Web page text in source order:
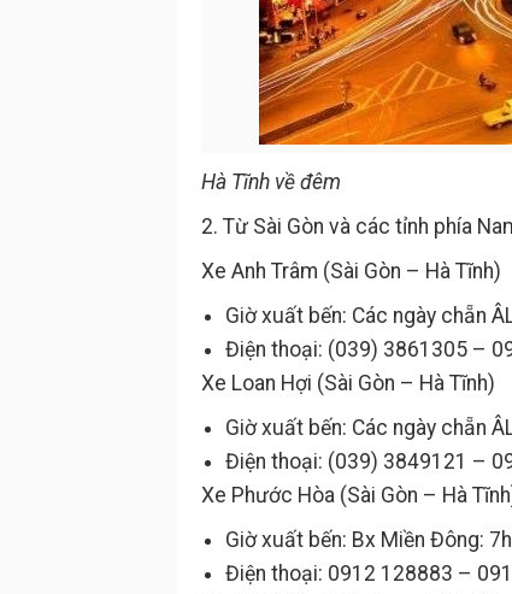
Hà Tĩnh về đêm
2. Từ Sài Gòn và các tỉnh phía
Xe Anh Trâm (Sài Gòn – Hà Tĩnh)
Giờ xuất bến: Các ngày chẵn
Điện thoại: (039) 3861305 –
Xe Loan Hợi (Sài Gòn – Hà Tĩnh)
Giờ xuất bến: Các ngày chẵn
Điện thoại: (039) 3849121 –
Xe Phước Hòa (Sài Gòn – Hà
Giờ xuất bến: Bx Miền Đông:
Điện thoại: 0912 128883 –